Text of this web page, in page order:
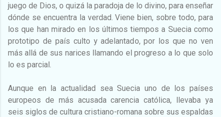
juego de Dios, o quizá la paradoja de lo divino, para enseñar
dónde se encuentra la verdad. Viene bien, sobre todo, para
los que han mirado en los últimos tiempos a Suecia como
prototipo de país culto y adelantado, por los que no ven
más allá de sus narices llamando el progreso a lo que solo
lo es parcial.
Aunque en la actualidad sea Suecia uno de los países
europeos de más acusada carencia católica, llevaba ya
seis siglos de cultura cristiano-romana sobre sus espaldas